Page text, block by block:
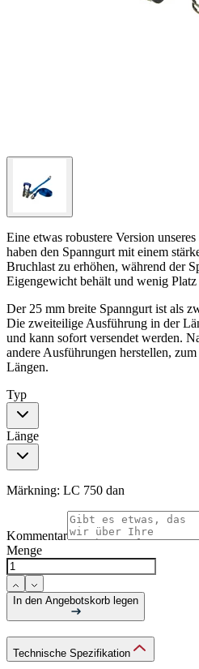
Eine etwas robustere Version
haben den Spanngurt mit einem
Bruchlast zu erhöhen, während der
Eigengewicht behält und wenig
Der 25 mm breite Spanngurt ist als
Die zweiteilige Ausführung in der
und kann sofort versendet werden.
andere Ausführungen herstellen,
Längen.
Typ
Länge
Märkning: LC 750 dan
Kommentar
Menge
In den Angebotskorb legen
Technische Spezifikation